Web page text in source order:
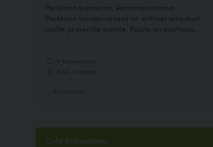
Perkkaan kupeessa, Vermonpuistossa.
Perkkaan koirapuistossa on erilliset aitaukset
isoille ja pienille koirille. Puisto on kooltaan...
Cafe Kultapalmu